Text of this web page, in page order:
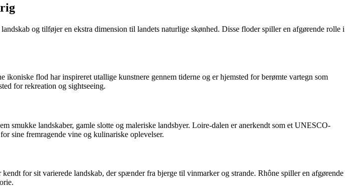
og tilføjer en ekstra dimension til landets naturlige skønhed. Disse floder spiller en afgørende rolle i
flod har inspireret utallige kunstnere gennem tiderne og er hjemsted for berømte vartegn som
for rekreation og sightseeing.
landskaber, gamle slotte og maleriske landsbyer. Loire-dalen er anerkendt som et UNESCO-
sine fremragende vine og kulinariske oplevelser.
for sit varierede landskab, der spænder fra bjerge til vinmarker og strande. Rhône spiller en afgørende